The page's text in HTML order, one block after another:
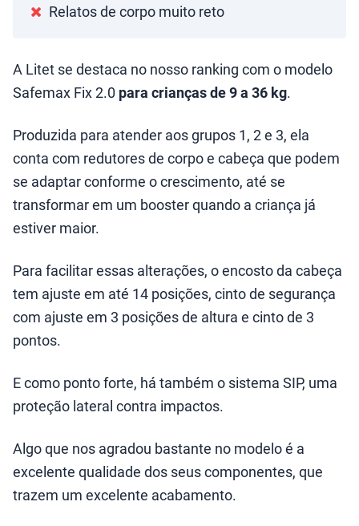
Relatos de corpo muito reto
A Litet se destaca no nosso ranking com o modelo
Safemax Fix 2.0 para crianças de 9 a 36 kg.
Produzida para atender aos grupos 1, 2 e 3, ela
conta com redutores de corpo e cabeça que podem
se adaptar conforme o crescimento, até se
transformar em um booster quando a criança já
estiver maior.
Para facilitar essas alterações, o encosto da cabeça
tem ajuste em até 14 posições, cinto de segurança
com ajuste em 3 posições de altura e cinto de 3
pontos.
E como ponto forte, há também o sistema SIP, uma
proteção lateral contra impactos.
Algo que nos agradou bastante no modelo é a
excelente qualidade dos seus componentes, que
trazem um excelente acabamento.